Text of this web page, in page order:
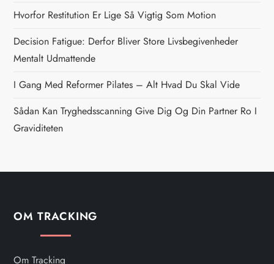
a
v
i
g
a
i
o
Hvorfor Restitution Er Lige Så Vigtig Som Motion
Decision Fatigue: Derfor Bliver Store Livsbegivenheder
Mentalt Udmattende
I Gang Med Reformer Pilates – Alt Hvad Du Skal Vide
Sådan Kan Tryghedsscanning Give Dig Og Din Partner Ro I
Graviditeten
OM TRACKING
Om Tracking